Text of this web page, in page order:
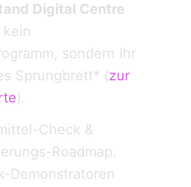
Digital Centre
kein
sondern Ihr
Sprungbrett* (zur
).
Check &
Roadmap.
Demonstratoren